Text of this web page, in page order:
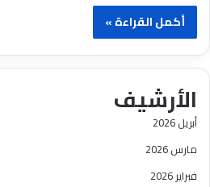
أكمل القراءة »
الأرشيف
أبريل 2026
مارس 2026
فبراير 2026